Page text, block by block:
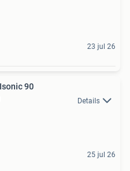
23 jul 26
90
Details
25 jul 26